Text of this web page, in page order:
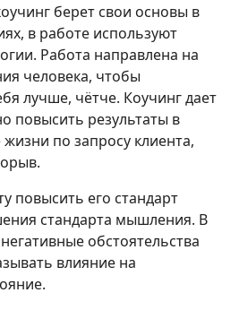
берет свои основы в
в работе используют
Работа направлена на
человека, чтобы
лучше, чётче. Коучинг дает
повысить результаты в
по запросу клиента,
повысить его стандарт
стандарта мышления. В
обстоятельства
влияние на